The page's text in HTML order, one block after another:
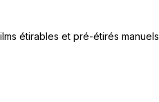
étirables et pré-étirés manuels